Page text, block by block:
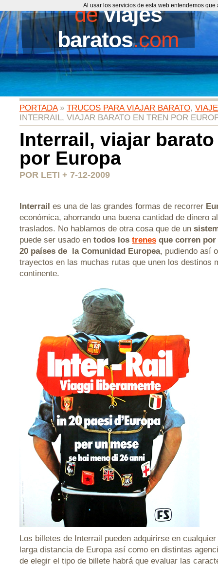
deviajes
baratos.com
PORTADA» TRUCOS PARA VIAJAR BARATO,
INTERRAIL, VIAJAR BARATO EN TREN POR
Interrail, viajar
por Europa
POR LETI + 7-12-2009
Interrail es una de las grandes formas de recorrer
económica, ahorrando una buena cantidad de dinero
traslados. No hablamos de otra cosa que de un
puede ser usado en todos los trenes que corren por
20 países de la Comunidad Europea, pudiendo así
trayectos en las muchas rutas que unen los destinos
continente.
Los billetes de Interrail pueden adquirirse en
larga distancia de Europa así como en distintas
de elegir el tipo de billete habrá que evaluar las
Al usar los servicios de esta web entendemos